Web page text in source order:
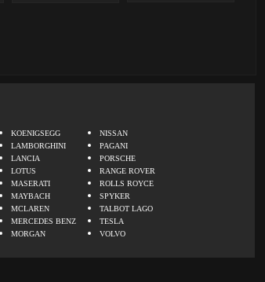
KOENIGSEGG
LAMBORGHINI
LANCIA
LOTUS
MASERATI
MAYBACH
MCLAREN
MERCEDES BENZ
MORGAN
NISSAN
PAGANI
PORSCHE
RANGE ROVER
ROLLS ROYCE
SPYKER
TALBOT LAGO
TESLA
VOLVO